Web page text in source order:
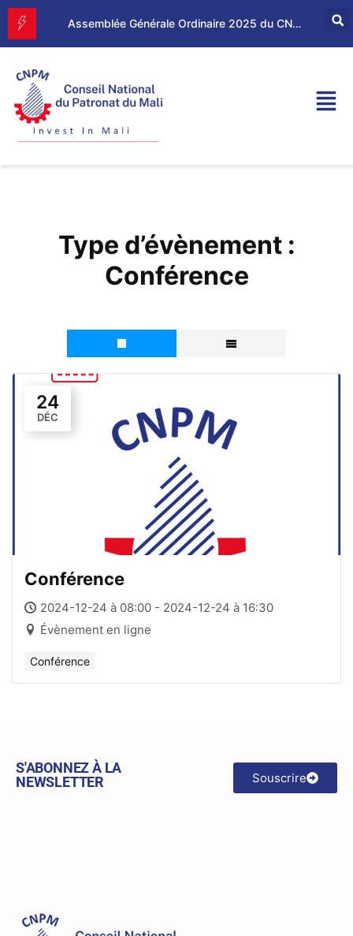
Assemblée Générale Ordinaire 2025 du CNPM
Type d’évènement :
Conférence
24
DÉC
Conférence
2024-12-24 à 08:00 - 2024-12-24 à 16:30
Évènement en ligne
Conférence
S'ABONNEZ À LA
NEWSLETTER
Souscrire